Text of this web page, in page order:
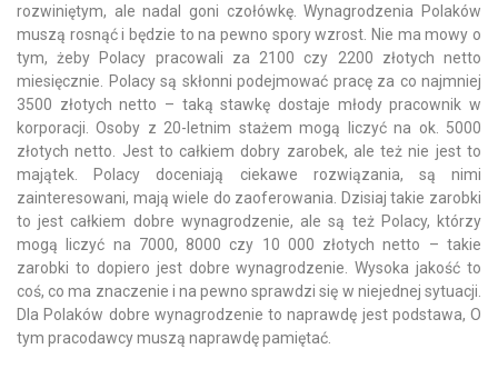
rozwiniętym, ale nadal goni czołówkę. Wynagrodzenia Polaków
muszą rosnąć i będzie to na pewno spory wzrost. Nie ma mowy o
tym, żeby Polacy pracowali za 2100 czy 2200 złotych netto
miesięcznie. Polacy są skłonni podejmować pracę za co najmniej
3500 złotych netto – taką stawkę dostaje młody pracownik w
korporacji. Osoby z 20-letnim stażem mogą liczyć na ok. 5000
złotych netto. Jest to całkiem dobry zarobek, ale też nie jest to
majątek. Polacy doceniają ciekawe rozwiązania, są nimi
zainteresowani, mają wiele do zaoferowania. Dzisiaj takie zarobki
to jest całkiem dobre wynagrodzenie, ale są też Polacy, którzy
mogą liczyć na 7000, 8000 czy 10 000 złotych netto – takie
zarobki to dopiero jest dobre wynagrodzenie. Wysoka jakość to
coś, co ma znaczenie i na pewno sprawdzi się w niejednej sytuacji.
Dla Polaków dobre wynagrodzenie to naprawdę jest podstawa, O
tym pracodawcy muszą naprawdę pamiętać.